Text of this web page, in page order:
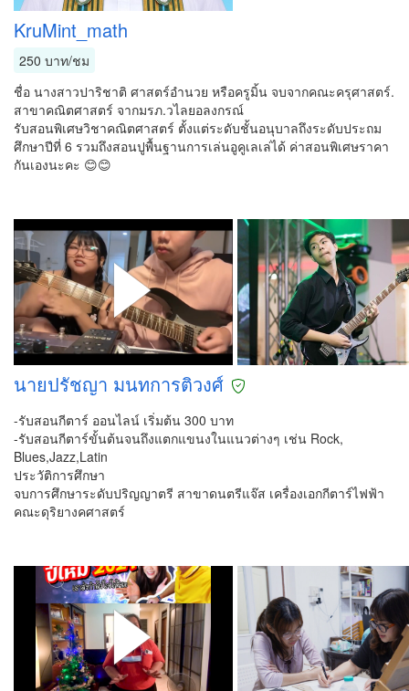
KruMint_math
250 บาท/ชม
ชื่อ นางสาวปาริชาติ ศาสตร์อำนวย หรือครูมิ้น จบจากคณะครุศาสตร์.
สาขาคณิตศาสตร์ จากมรภ.วไลยอลงกรณ์
รับสอนพิเศษวิชาคณิตศาสตร์ ตั้งแต่ระดับชั้นอนุบาลถึงระดับประถม
ศึกษาปีที่ 6 รวมถึงสอนปูพื้นฐานการเล่นอูคูเลเล่ได้ ค่าสอนพิเศษราคา
กันเองนะคะ 😊😊
นายปรัชญา มนทการติวงศ์
-รับสอนกีตาร์ ออนไลน์ เริ่มต้น 300 บาท
-รับสอนกีตาร์ขั้นต้นจนถึงแตกแขนงในแนวต่างๆ เช่น Rock,
Blues,Jazz,Latin
ประวัติการศึกษา
จบการศึกษาระดับปริญญาตรี สาขาดนตรีแจ๊ส เครื่องเอกกีตาร์ไฟฟ้า
คณะดุริยางคศาสตร์